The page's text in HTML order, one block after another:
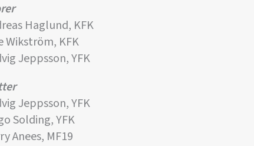
Haglund, KFK
Wikström, KFK
Jeppsson, YFK
Jeppsson, YFK
Solding, YFK
Anees, MF19